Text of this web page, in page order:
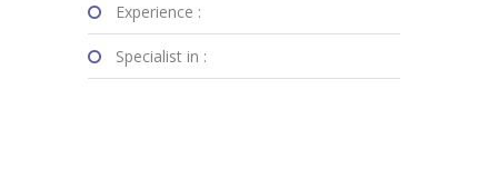
Experience :
Specialist in :